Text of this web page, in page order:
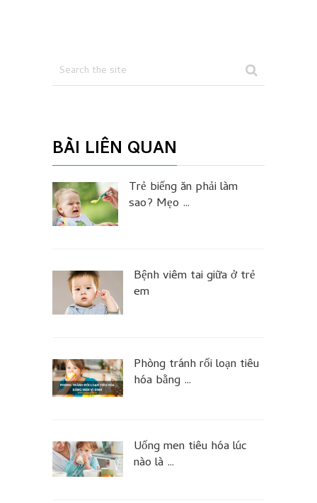
BÀI LIÊN QUAN
Trẻ biếng ăn phải làm
sao? Mẹo …
Bệnh viêm tai giữa ở trẻ
em
Phòng tránh rối loạn tiêu
hóa bằng …
Uống men tiêu hóa lúc
nào là …